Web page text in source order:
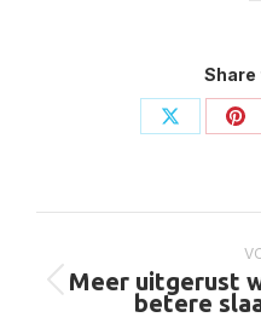
Deel
Bericht
navigatie
Meer uitgerust
betere